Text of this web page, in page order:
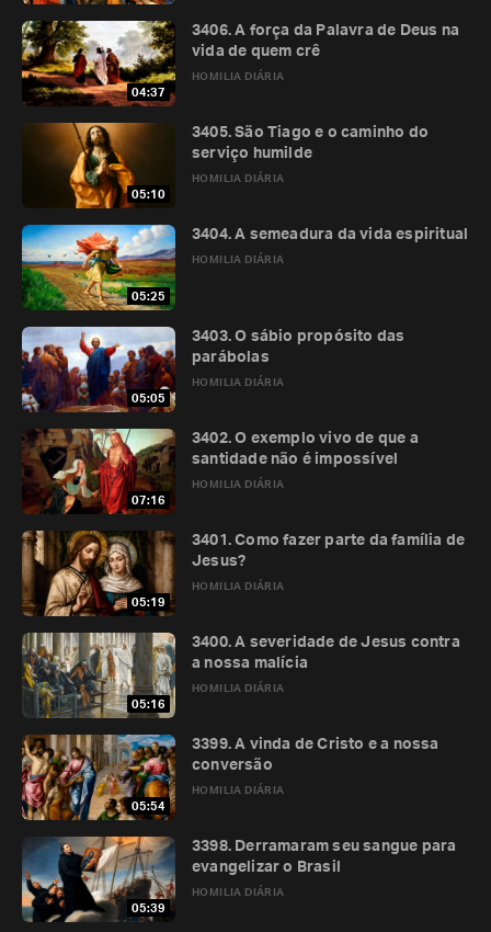
04:37
HOMILIA DIÁRIA
3406. A força da Palavra de Deus na
vida de quem crê
05:10
HOMILIA DIÁRIA
3405. São Tiago e o caminho do
serviço humilde
05:25
HOMILIA DIÁRIA
3404. A semeadura da vida espiritual
05:05
HOMILIA DIÁRIA
3403. O sábio propósito das
parábolas
07:16
HOMILIA DIÁRIA
3402. O exemplo vivo de que a
santidade não é impossível
05:19
HOMILIA DIÁRIA
3401. Como fazer parte da família de
Jesus?
05:16
HOMILIA DIÁRIA
3400. A severidade de Jesus contra
a nossa malícia
05:54
HOMILIA DIÁRIA
3399. A vinda de Cristo e a nossa
conversão
05:39
HOMILIA DIÁRIA
3398. Derramaram seu sangue para
evangelizar o Brasil